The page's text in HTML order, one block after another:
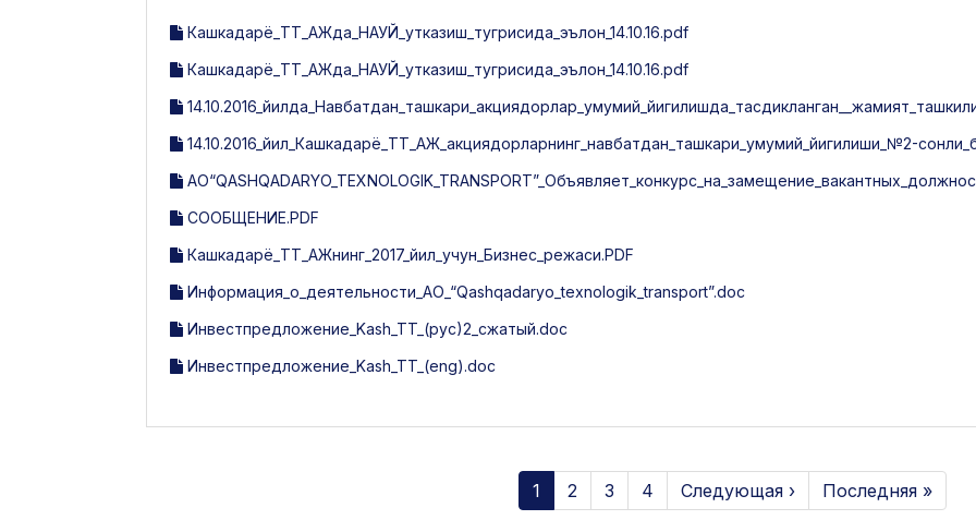
Кашкадарё_ТТ_АЖда_НАУЙ_утказиш_тугрисида_эълон_14.10.16.pdf
Кашкадарё_ТТ_АЖда_НАУЙ_утказиш_тугрисида_эълон_14.10.16.pdf
14.10.2016_йил_Кашкадарё_ТТ_АЖ_акциядорларнинг_навбатдан_ташкари_умумий_йигилиши_№2-
СООБЩЕНИЕ.PDF
Кашкадарё_ТТ_АЖнинг_2017_йил_учун_Бизнес_режаси.PDF
Информация_о_деятельности_АО_“Qashqadaryo_texnologik_transport”.doc
Инвестпредложение_Kash_TT_(рус)2_сжатый.doc
Инвестпредложение_Kash_TT_(eng).doc
1 2 3 4 Следующая › Последняя »